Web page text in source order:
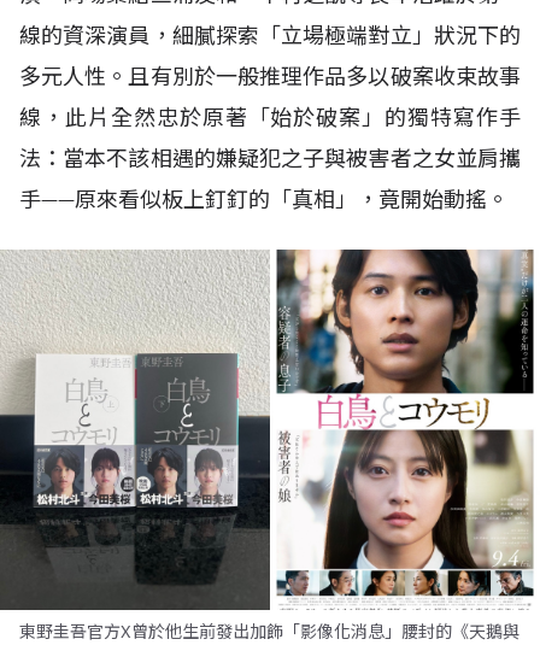
線的資深演員，細膩探索「立場極端對立」狀況下的
多元人性。且有別於一般推理作品多以破案收束故事
線，此片全然忠於原著「始於破案」的獨特寫作手
法：當本不該相遇的嫌疑犯之子與被害者之女並肩攜
手——原來看似板上釘釘的「真相」，竟開始動搖。
東野圭吾官方X曾於他生前發出加飾「影像化消息」腰封的《天鵝與